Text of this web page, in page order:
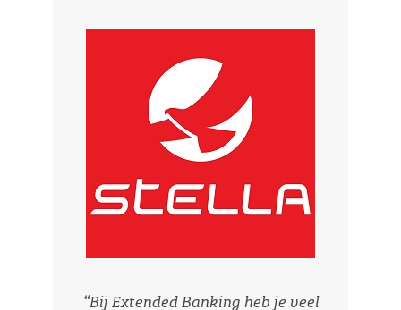
“Bij Extended Banking heb je veel